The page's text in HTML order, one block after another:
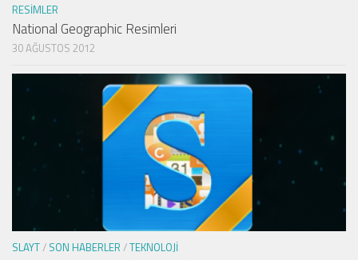
RESIMLER
National Geographic Resimleri
30 AĞUSTOS 2012
SLAYT/ SON HABERLER /TEKNOLOJI